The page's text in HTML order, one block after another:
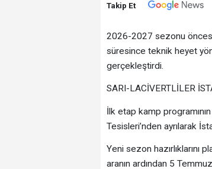
Takip Et
2026-2027 sezonu öncesi
süresince teknik heyet
gerçekleştirdi.
SARI-LACİVERTLİLER
İlk etap kamp
Tesisleri’nden ayrılarak
Yeni sezon hazırlıklarını
aranın ardından 5